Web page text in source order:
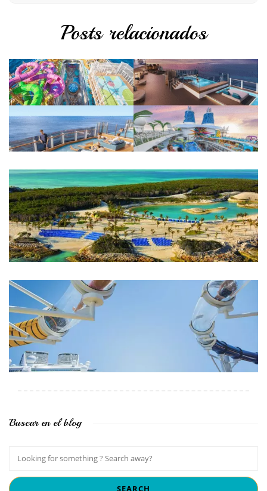
Posts relacionados
Buscar en el blog